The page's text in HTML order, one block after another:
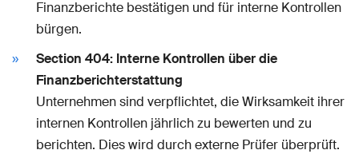
Finanzberichte bestätigen und für interne Kontrollen
bürgen.
Section 404: Interne Kontrollen über die
Finanzberichterstattung
Unternehmen sind verpflichtet, die Wirksamkeit ihrer
internen Kontrollen jährlich zu bewerten und zu
berichten. Dies wird durch externe Prüfer überprüft.